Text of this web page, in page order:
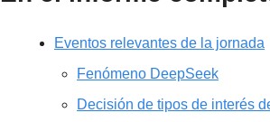
Eventos relevantes de la jornada
Fenómeno DeepSeek
Decisión de tipos de interés